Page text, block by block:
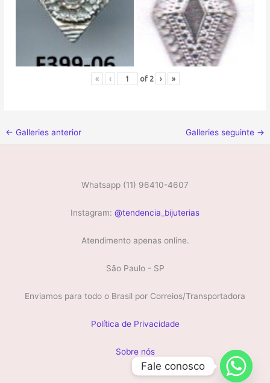
« ‹ of 2 › »
← Galleries anterior Galleries seguinte →
Whatsapp (11) 96410-4607
Instagram: @tendencia_bijuterias
Atendimento apenas online.
São Paulo - SP
Enviamos para todo o Brasil por Correios/Transportadora
Política de Privacidade
Sobre nós
Fale conosco